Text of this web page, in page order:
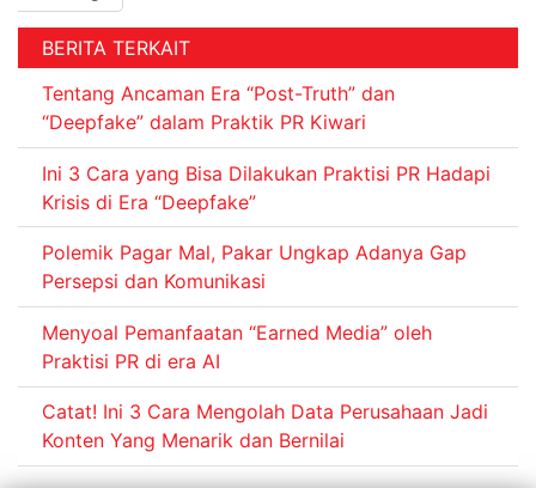
BERITA TERKAIT
Tentang Ancaman Era “Post-Truth” dan
“Deepfake” dalam Praktik PR Kiwari
Ini 3 Cara yang Bisa Dilakukan Praktisi PR Hadapi
Krisis di Era “Deepfake”
Polemik Pagar Mal, Pakar Ungkap Adanya Gap
Persepsi dan Komunikasi
Menyoal Pemanfaatan “Earned Media” oleh
Praktisi PR di era AI
Catat! Ini 3 Cara Mengolah Data Perusahaan Jadi
Konten Yang Menarik dan Bernilai